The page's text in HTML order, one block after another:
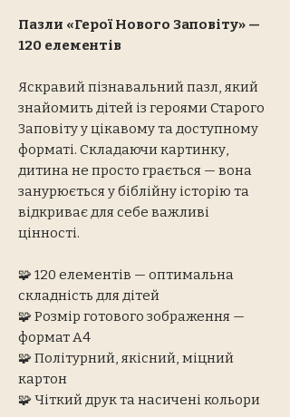
Пазли «Герої Нового Заповіту» —
120 елементів
Яскравий пізнавальний пазл, який
знайомить дітей із героями Старого
Заповіту у цікавому та доступному
форматі. Складаючи картинку,
дитина не просто грається — вона
занурюється у біблійну історію та
відкриває для себе важливі
цінності.
🧩 120 елементів — оптимальна
складність для дітей
🧩 Розмір готового зображення —
формат А4
🧩 Політурний, якісний, міцний
картон
🧩 Чіткий друк та насичені кольори